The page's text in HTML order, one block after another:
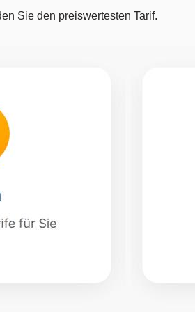
Sie den preiswertesten Tarif.